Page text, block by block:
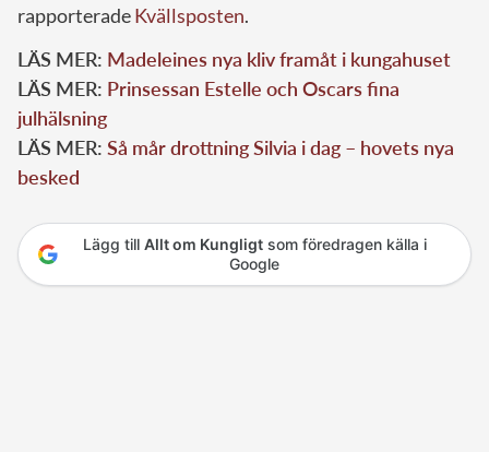
rapporteradeKvällsposten.
LÄS MER: Madeleines nya kliv framåt i kungahuset
LÄS MER: Prinsessan Estelle och Oscars fina
julhälsning
LÄS MER: Så mår drottning Silvia i dag – hovets nya
besked
Lägg till Allt om Kungligtsom föredragen källa i
Google